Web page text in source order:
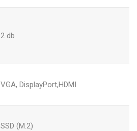
2 db
VGA, DisplayPort,HDMI
SSD (M.2)